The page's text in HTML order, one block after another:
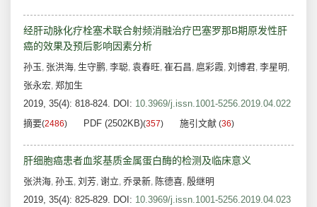
经肝动脉化疗栓塞术联合射频消融治疗巴塞罗那B期原发性肝
癌的效果及预后影响因素分析
孙玉, 张洪海, 生守鹏, 李聪, 袁春旺, 崔石昌, 扈彩霞, 刘博君, 李星明 ,
张永宏, 郑加生
2019, 35(4): 818-824. DOI: 10.3969/j.issn.1001-5256.2019.04.022
摘要(2486) PDF (2502KB)(357) 施引文献 (36)
肝细胞癌患者血浆基质金属蛋白酶的检测及临床意义
张洪海, 孙玉, 刘芳, 谢立, 乔录新, 陈德喜, 殷继明
2019, 35(4): 825-829. DOI: 10.3969/j.issn.1001-5256.2019.04.023